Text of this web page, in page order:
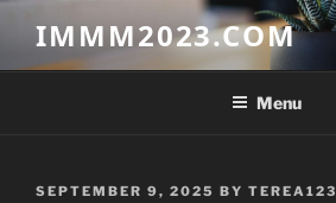
content
IMMM2023.COM
Menu
POSTED
SEPTEMBER 9, 2025 BY TEREA123